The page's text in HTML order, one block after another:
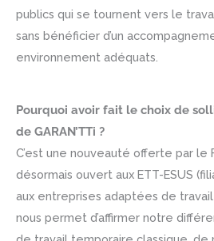
publics qui se tournent vers le
sans bénéficier d’un
environnement adéquats.
Pourquoi avoir fait le choix de
de GARAN’TTi ?
C’est une nouveauté offerte par le
désormais ouvert aux ETT-ESUS
aux entreprises adaptées de
nous permet d’affirmer notre